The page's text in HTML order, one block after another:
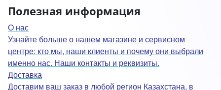
Полезная информация
О нас
Узнайте больше о нашем магазине и сервисном
центре: кто мы, наши клиенты и почему они выбрали
именно нас. Наши контакты и реквизиты.
Доставка
Доставим ваш заказ в любой регион Казахстана, в